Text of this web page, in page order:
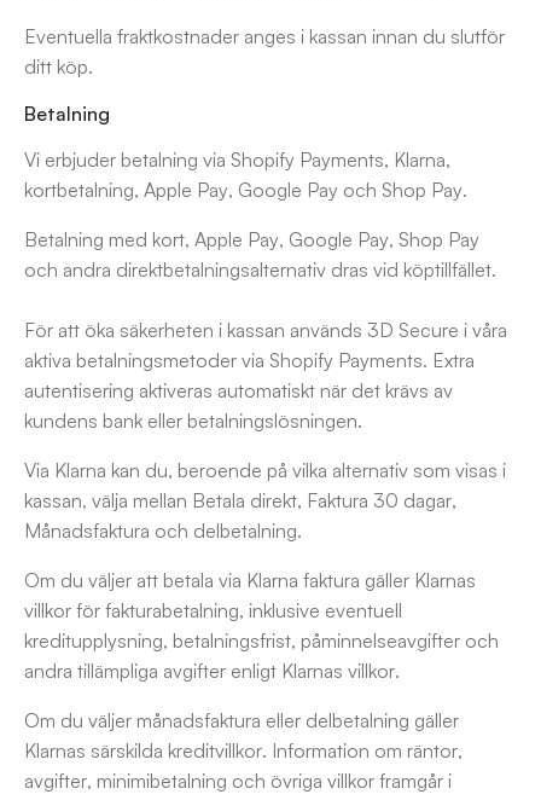
Eventuella fraktkostnader anges i kassan innan du slutför
ditt köp.
Betalning
Vi erbjuder betalning via Shopify Payments, Klarna,
kortbetalning, Apple Pay, Google Pay och Shop Pay.
Betalning med kort, Apple Pay, Google Pay, Shop Pay
och andra direktbetalningsalternativ dras vid köptillfället.
För att öka säkerheten i kassan används 3D Secure i våra
aktiva betalningsmetoder via Shopify Payments. Extra
autentisering aktiveras automatiskt när det krävs av
kundens bank eller betalningslösningen.
Via Klarna kan du, beroende på vilka alternativ som visas i
kassan, välja mellan Betala direkt, Faktura 30 dagar,
Månadsfaktura och delbetalning.
Om du väljer att betala via Klarna faktura gäller Klarnas
villkor för fakturabetalning, inklusive eventuell
kreditupplysning, betalningsfrist, påminnelseavgifter och
andra tillämpliga avgifter enligt Klarnas villkor.
Om du väljer månadsfaktura eller delbetalning gäller
Klarnas särskilda kreditvillkor. Information om räntor,
avgifter, minimibetalning och övriga villkor framgår i